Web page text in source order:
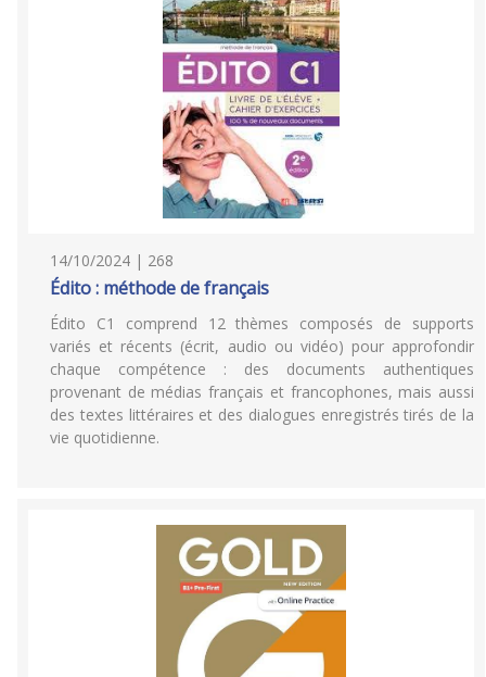
14/10/2024 | 268
Édito : méthode de français
Édito C1 comprend 12 thèmes composés de supports
variés et récents (écrit, audio ou vidéo) pour approfondir
chaque compétence : des documents authentiques
provenant de médias français et francophones, mais aussi
des textes littéraires et des dialogues enregistrés tirés de la
vie quotidienne.